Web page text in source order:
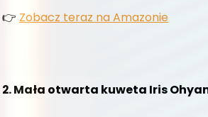
👉 Zobacz teraz na Amazonie
2. Mała otwarta kuweta Iris